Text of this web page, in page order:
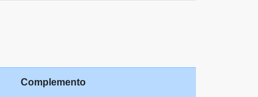
Complemento